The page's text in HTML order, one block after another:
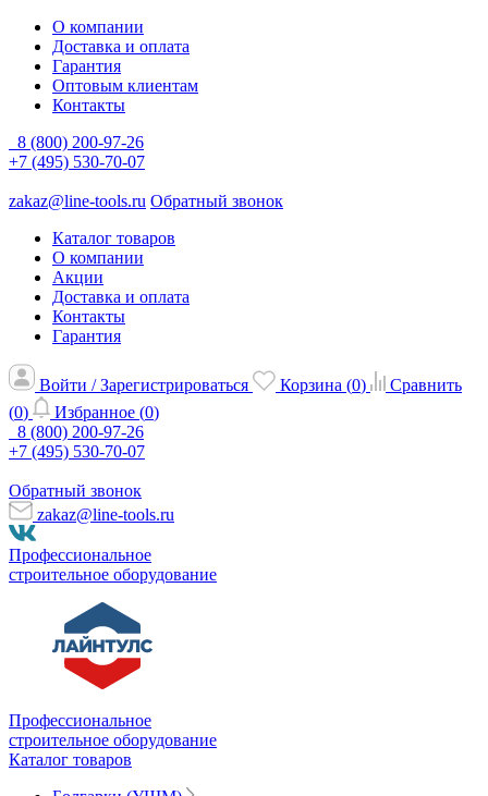
О компании
Доставка и оплата
Гарантия
Оптовым клиентам
Контакты
8 (800) 200-97-26
+7 (495) 530-70-07
zakaz@line-tools.ru Обратный звонок
Каталог товаров
О компании
Акции
Доставка и оплата
Контакты
Гарантия
Войти / Зарегистрироваться Корзина (0)
Сравнить
(0) Избранное (0)
8 (800) 200-97-26
+7 (495) 530-70-07
Обратный звонок
zakaz@line-tools.ru
Профессиональное
строительное оборудование
Профессиональное
строительное оборудование
Каталог товаров